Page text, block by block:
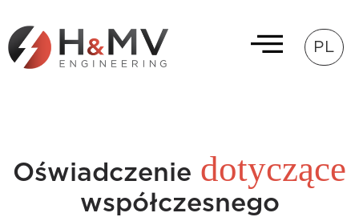
PL
Oświadczenie dotyczące
współczesnego